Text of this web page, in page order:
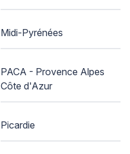
Midi-Pyrénées
PACA - Provence Alpes
Côte d'Azur
Picardie